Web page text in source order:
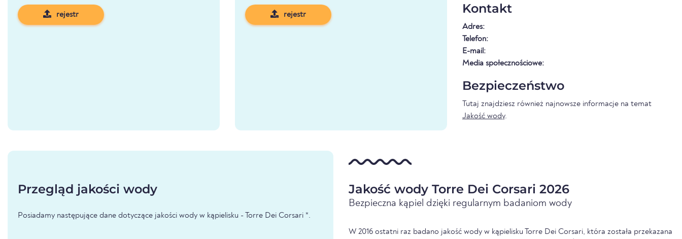
rejestr rejestr Kontakt
Adres:
Telefon:
E-mail:
Media społecznościowe:
Bezpieczeństwo
Tutaj znajdziesz również najnowsze informacje na temat
Jakość wody.
Przegląd jakości wody
Posiadamy następujące dane dotyczące jakości wody w kąpielisku - Torre Dei Corsari *.
Jakość wody Torre Dei Corsari 2026
Bezpieczna kąpiel dzięki regularnym badaniom wody
W 2016 ostatni raz badano jakość wody w kąpielisku Torre Dei Corsari, która została przekazana